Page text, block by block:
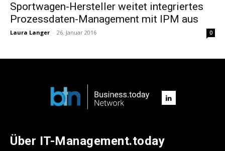
Sportwagen-Hersteller weitet integriertes
Prozessdaten-Management mit IPM aus
Laura Langer - 26. Januar 2016 0
Über IT-Management.today